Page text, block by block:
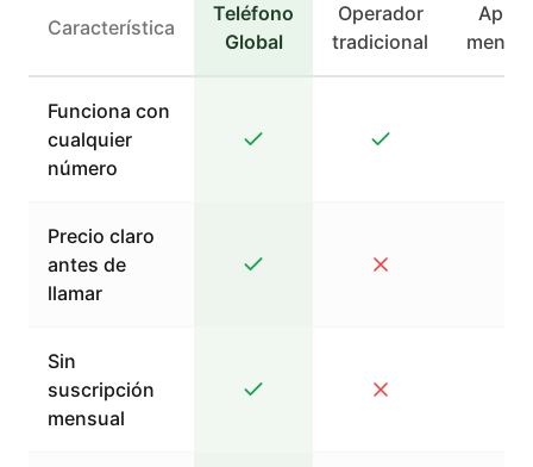
Característica
Teléfono
Global
Operador
tradicional
Apps
Funciona con
cualquier
número
Precio claro
antes de
llamar
Sin
suscripción
mensual